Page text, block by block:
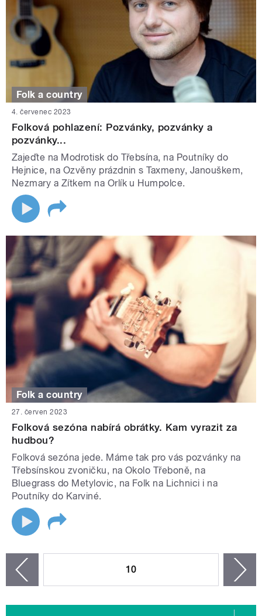
Folk a country
4. červenec 2023
Folková pohlazení: Pozvánky, pozvánky a
pozvánky...
Zajeďte na Modrotisk do Třebsína, na Poutníky do
Hejnice, na Ozvěny prázdnin s Taxmeny, Janouškem,
Nezmary a Zítkem na Orlík u Humpolce.
Folk a country
27. červen 2023
Folková sezóna nabírá obrátky. Kam vyrazit za
hudbou?
Folková sezóna jede. Máme tak pro vás pozvánky na
Třebsínskou zvoničku, na Okolo Třeboně, na
Bluegrass do Metylovic, na Folk na Lichnici i na
Poutníky do Karviné.
10